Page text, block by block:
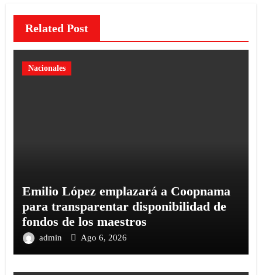
Related Post
Nacionales
Emilio López emplazará a Coopnama
para transparentar disponibilidad de
fondos de los maestros
admin Ago 6, 2026